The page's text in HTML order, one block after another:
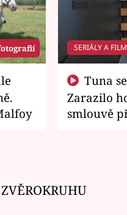
SERIÁLY A
Zarazilo
smlouvě